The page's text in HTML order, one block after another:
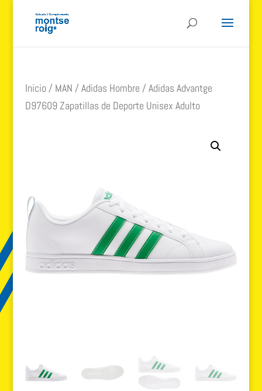
Inicio / MAN /Adidas Hombre / Adidas Advantge
D97609 Zapatillas de Deporte Unisex Adulto